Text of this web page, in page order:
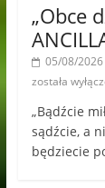
„Obce
05/08/2026
została
„Bądźcie
sądźcie, a
będziecie